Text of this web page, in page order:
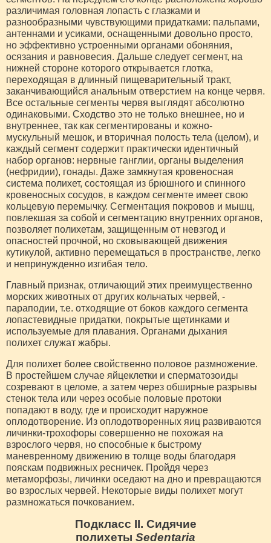
различимая головная лопасть с глазками и
разнообразными чувствующими придатками: пальпами,
антеннами и усиками, оснащенными довольно просто,
но эффективно устроенными органами обоняния,
осязания и равновесия. Дальше следует сегмент, на
нижней стороне которого открывается глотка,
переходящая в длинный пищеварительный тракт,
заканчивающийся анальным отверстием на конце червя.
Все остальные сегменты червя выглядят абсолютно
одинаковыми. Сходство это не только внешнее, но и
внутреннее, так как сегментированы и кожно-
мускульный мешок, и вторичная полость тела (целом), и
каждый сегмент содержит практически идентичный
набор органов: нервные ганглии, органы выделения
(нефридии), гонады. Даже замкнутая кровеносная
система полихет, состоящая из брюшного и спинного
кровеносных сосудов, в каждом сегменте имеет свою
кольцевую перемычку. Сегментация покровов и мышц,
повлекшая за собой и сегментацию внутренних органов,
позволяет полихетам, защищенным от невзгод и
опасностей прочной, но сковывающей движения
кутикулой, активно перемещаться в пространстве, легко
и непринужденно изгибая тело.
Главный признак, отличающий этих преимущественно
морских животных от других кольчатых червей, -
параподии, т.е. отходящие от боков каждого сегмента
лопастевидные придатки, покрытые щетинками и
используемые для плавания. Органами дыхания
полихет служат жабры.
Для полихет более свойственно половое размножение.
В простейшем случае яйцеклетки и сперматозоиды
созревают в целоме, а затем через обширные разрывы
стенок тела или через особые половые протоки
попадают в воду, где и происходит наружное
оплодотворение. Из оплодотворенных яиц развиваются
личинки-трохофоры совершенно не похожая на
взрослого червя, но способные к быстрому
маневренному движению в толще воды благодаря
пояскам подвижных ресничек. Пройдя через
метаморфозы, личинки оседают на дно и превращаются
во взрослых червей. Некоторые виды полихет могут
размножаться почкованием.
Подкласс II. Сидячие
полихеты Sedentaria